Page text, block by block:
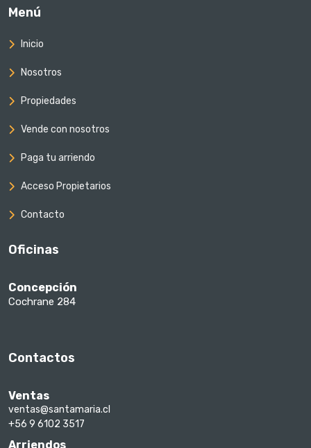
Menú
Inicio
Nosotros
Propiedades
Vende con nosotros
Paga tu arriendo
Acceso Propietarios
Contacto
Oficinas
Concepción
Cochrane 284
Contactos
Ventas
ventas@santamaria.cl
+56 9 6102 3517
Arriendos